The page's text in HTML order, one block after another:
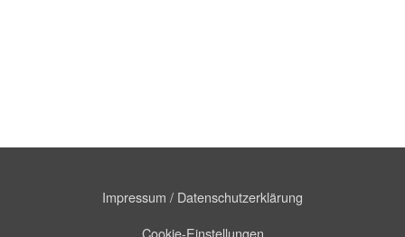
Impressum / Datenschutzerklärung
Cookie-Einstellungen